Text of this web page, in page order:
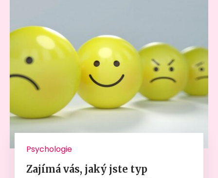
Psychologie
Zajímá vás, jaký jste typ